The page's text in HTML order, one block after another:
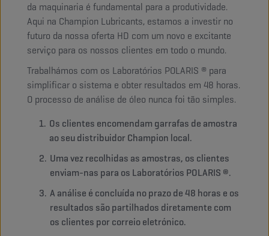
da maquinaria é fundamental para a produtividade.
Aqui na Champion Lubricants, estamos a investir no
futuro da nossa oferta HD com um novo e excitante
serviço para os nossos clientes em todo o mundo.
Trabalhámos com os Laboratórios POLARIS ® para
simplificar o sistema e obter resultados em 48 horas.
O processo de análise de óleo nunca foi tão simples.
Os clientes encomendam garrafas de amostra
ao seu distribuidor Champion local.
Uma vez recolhidas as amostras, os clientes
enviam-nas para os Laboratórios POLARIS ®.
A análise é concluída no prazo de 48 horas e os
resultados são partilhados diretamente com
os clientes por correio eletrónico.